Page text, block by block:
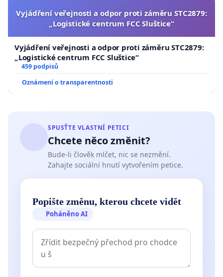
Vyjádření veřejnosti a odpor proti záměru STC2879:
„Logistické centrum FCC Sluštice“
Vyjádření veřejnosti a odpor proti záměru STC2879:
„Logistické centrum FCC Sluštice“
459 podpisů
Oznámení o transparentnosti
SPUSŤTE VLASTNÍ PETICI
Chcete něco změnit?
Bude-li člověk mlčet, nic se nezmění.
Zahajte sociální hnutí vytvořením petice.
Popište změnu, kterou chcete vidět
Poháněno AI